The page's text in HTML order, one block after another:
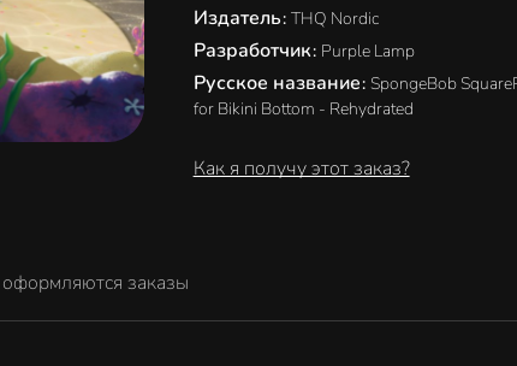
Издатель: THQ Nordic
Разработчик: Purple Lamp
Русское название: SpongeBob
for Bikini Bottom - Rehydrated
Как я получу этот заказ?
заказы